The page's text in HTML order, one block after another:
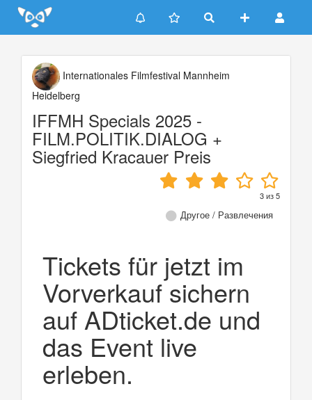
Update cookies preferences
Internationales Filmfestival Mannheim
Heidelberg
IFFMH Specials 2025 -
FILM.POLITIK.DIALOG +
Siegfried Kracauer Preis
3из5
Другое / Развлечения
Tickets für jetzt im
Vorverkauf sichern
auf ADticket.de und
das Event live
erleben.